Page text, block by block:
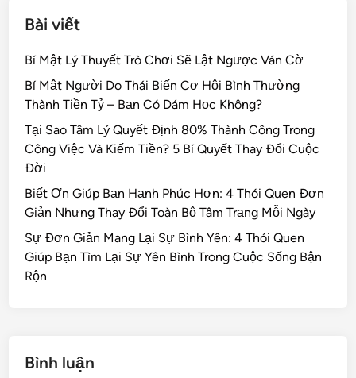
Bài viết
Bí Mật Lý Thuyết Trò Chơi Sẽ Lật Ngược Ván Cờ
Bí Mật Người Do Thái Biến Cơ Hội Bình Thường
Thành Tiền Tỷ – Bạn Có Dám Học Không?
Tại Sao Tâm Lý Quyết Định 80% Thành Công Trong
Công Việc Và Kiếm Tiền? 5 Bí Quyết Thay Đổi Cuộc
Đời
Biết Ơn Giúp Bạn Hạnh Phúc Hơn: 4 Thói Quen Đơn
Giản Nhưng Thay Đổi Toàn Bộ Tâm Trạng Mỗi Ngày
Sự Đơn Giản Mang Lại Sự Bình Yên: 4 Thói Quen
Giúp Bạn Tìm Lại Sự Yên Bình Trong Cuộc Sống Bận
Rộn
Bình luận